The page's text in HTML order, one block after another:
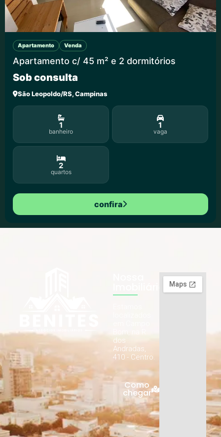
Apartamento Venda
Apartamento c/ 45 m² e 2 dormitórios
Sob consulta
São Leopoldo/RS, Campinas
1
banheiro
1
vaga
2
quartos
confira
dos
Andradas,
410 - Centro.
Como
chegar